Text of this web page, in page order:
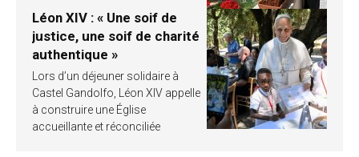
Léon XIV : « Une soif de
justice, une soif de charité
authentique »
Lors d’un déjeuner solidaire à
Castel Gandolfo, Léon XIV appelle
à construire une Église
accueillante et réconciliée